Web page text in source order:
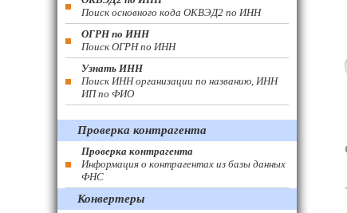
Поиск основного кода ОКВЭД2 по ИНН
ОГРН по ИНН
Поиск ОГРН по ИНН
Узнать ИНН
Поиск ИНН организации по названию, ИНН
ИП по ФИО
Проверка контрагента
Проверка контрагента
Информация о контрагентах из базы данных
ФНС
Конвертеры